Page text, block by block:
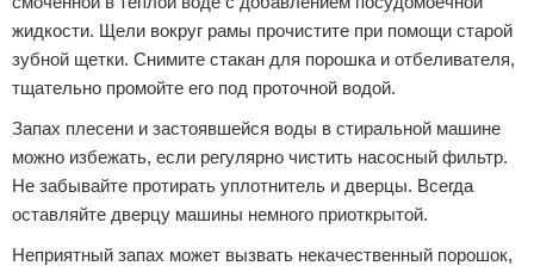
жидкости. Щели вокруг рамы прочистите при помощи старой
зубной щетки. Снимите стакан для порошка и отбеливателя,
тщательно промойте его под проточной водой.
Запах плесени и застоявшейся воды в стиральной машине
можно избежать, если регулярно чистить насосный фильтр.
Не забывайте протирать уплотнитель и дверцы. Всегда
оставляйте дверцу машины немного приоткрытой.
Неприятный запах может вызвать некачественный порошок,